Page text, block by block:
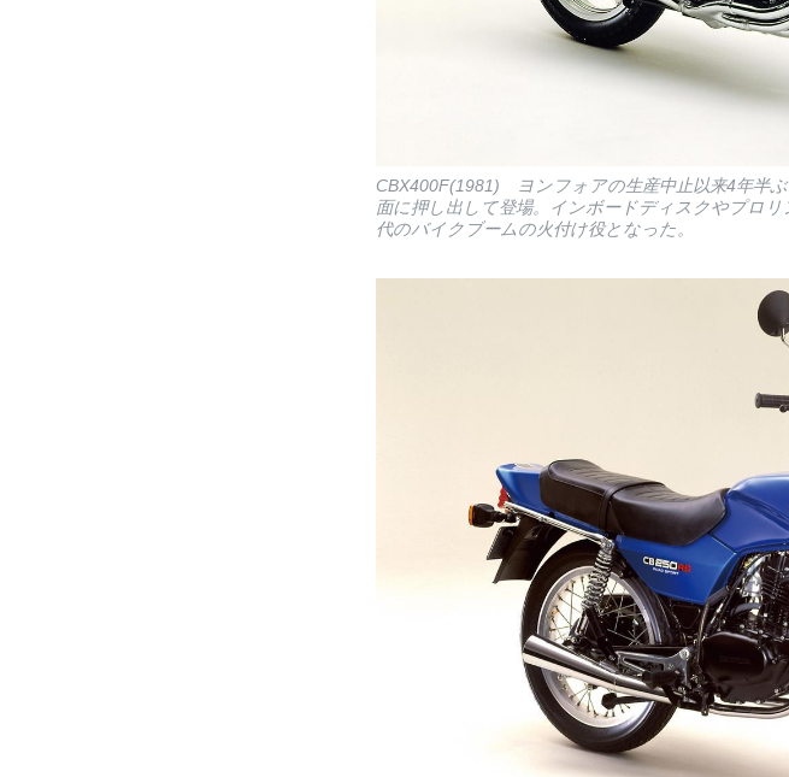
CBX400F(1981) ヨンフォアの生産中止以来4年半
面に押し出して登場。インボードディスクやプロ
代のバイクブームの火付け役となった。